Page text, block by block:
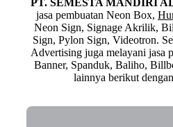
jasa pembuatan Neon Box,
Neon Sign, Signage Akrilik,
Sign, Pylon Sign, Videotron.
Advertising juga melayani jasa
Banner, Spanduk, Baliho,
lainnya berikut